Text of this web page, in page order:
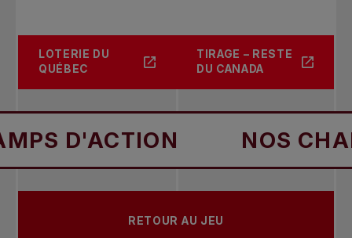
LOTERIE DU
QUÉBEC
TIRAGE – RESTE
DU CANADA
NOS CHAMPS
RETOUR AU JEU